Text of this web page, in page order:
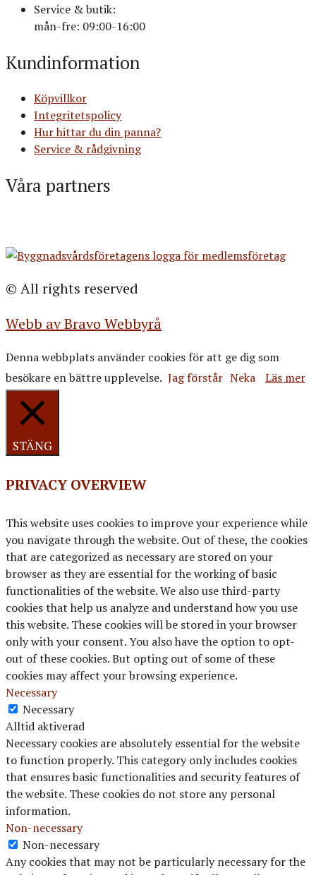
Service & butik:
mån-fre: 09:00-16:00
Kundinformation
Köpvillkor
Integritetspolicy
Hur hittar du din panna?
Service & rådgivning
Våra partners
© All rights reserved
Webb av Bravo Webbyrå
Denna webbplats använder cookies för att ge dig som
besökare en bättre upplevelse. Jag förstår Neka Läs mer
STÄNG
PRIVACY OVERVIEW
This website uses cookies to improve your experience while
you navigate through the website. Out of these, the cookies
that are categorized as necessary are stored on your
browser as they are essential for the working of basic
functionalities of the website. We also use third-party
cookies that help us analyze and understand how you use
this website. These cookies will be stored in your browser
only with your consent. You also have the option to opt-
out of these cookies. But opting out of some of these
cookies may affect your browsing experience.
Necessary
Necessary
Alltid aktiverad
Necessary cookies are absolutely essential for the website
to function properly. This category only includes cookies
that ensures basic functionalities and security features of
the website. These cookies do not store any personal
information.
Non-necessary
Non-necessary
Any cookies that may not be particularly necessary for the